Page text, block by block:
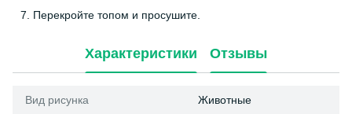
Перекройте топом и просушите.
Характеристики Отзывы
Вид рисунка Животные